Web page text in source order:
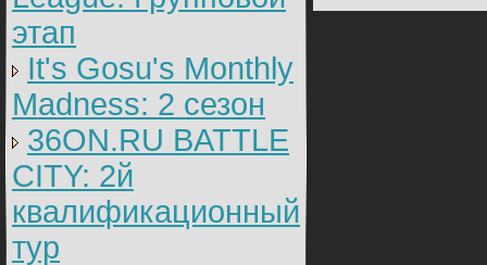
этап
It's Gosu's Monthly
Madness: 2 сезон
36ON.RU BATTLE
CITY: 2й
квалификационный
тур